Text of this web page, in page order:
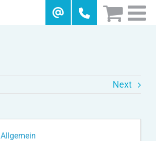
Next
Allgemein